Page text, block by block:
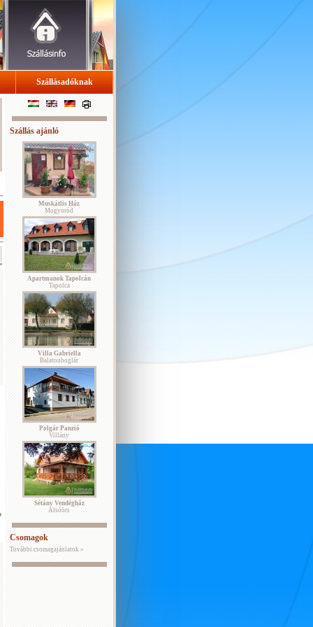
Szállásadóknak
Szállás ajánló
Muskátlis Ház
Mogyoród
Apartmanok Tapolcán
Tapolca
Villa Gabriella
Balatonboglár
Polgár Panzió
Villány
Sétány Vendégház
Alsóörs
Csomagok
További csomagajánlatok »